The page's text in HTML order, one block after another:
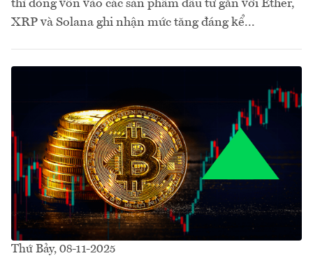
thì dòng vốn vào các sản phẩm đầu tư gắn với Ether,
XRP và Solana ghi nhận mức tăng đáng kể...
Thứ Bảy, 08-11-2025